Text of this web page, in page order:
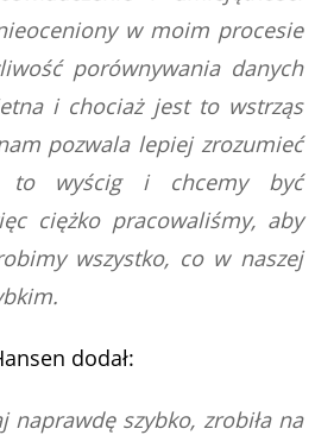
w moim procesie
porównywania danych
i chociaż jest to wstrząs
pozwala lepiej zrozumieć
to wyścig i chcemy być
ciężko pracowaliśmy, aby
wszystko, co w naszej
dodał:
naprawdę szybko, zrobiła na